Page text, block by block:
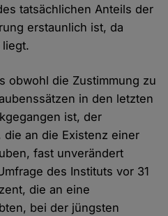
tatsächlichen Anteils der
erstaunlich ist, da
obwohl die Zustimmung zu
in den letzten
ist, der
an die Existenz einer
fast unverändert
des Instituts vor 31
die an eine
bei der jüngsten